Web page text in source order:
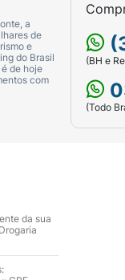
a
de
e
do Brasil
de hoje
com
(BH e
(Todo
da sua